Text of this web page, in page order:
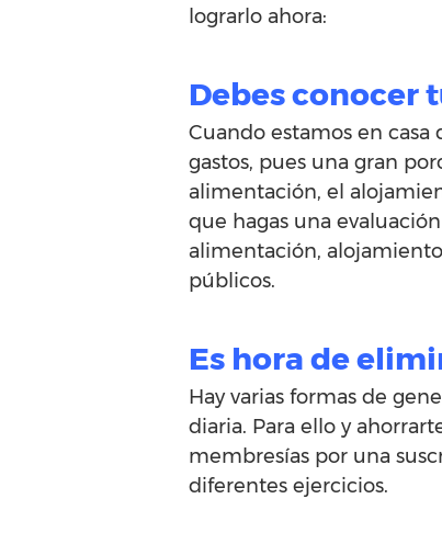
lograrlo ahora:
Debes conocer
Cuando estamos en
gastos, pues una gran
alimentación, el
que hagas una
alimentación,
públicos.
Es hora de
Hay varias formas de
diaria. Para ello y
membresías por una
diferentes ejercicios.